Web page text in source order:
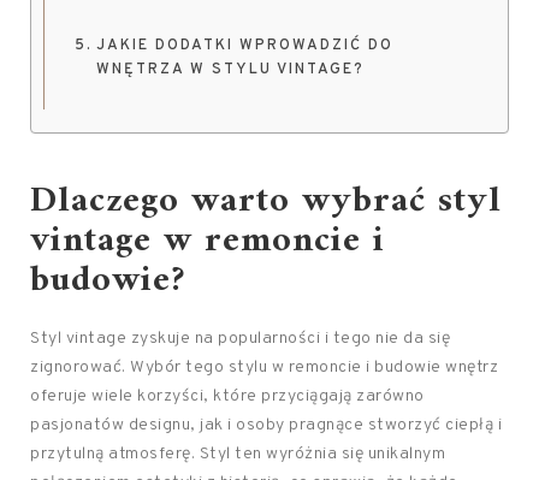
JAKIE DODATKI WPROWADZIĆ DO
WNĘTRZA W STYLU VINTAGE?
Dlaczego warto wybrać styl
vintage w remoncie i
budowie?
Styl vintage zyskuje na popularności i tego nie da się
zignorować. Wybór tego stylu w remoncie i budowie wnętrz
oferuje wiele korzyści, które przyciągają zarówno
pasjonatów designu, jak i osoby pragnące stworzyć ciepłą i
przytulną atmosferę. Styl ten wyróżnia się unikalnym